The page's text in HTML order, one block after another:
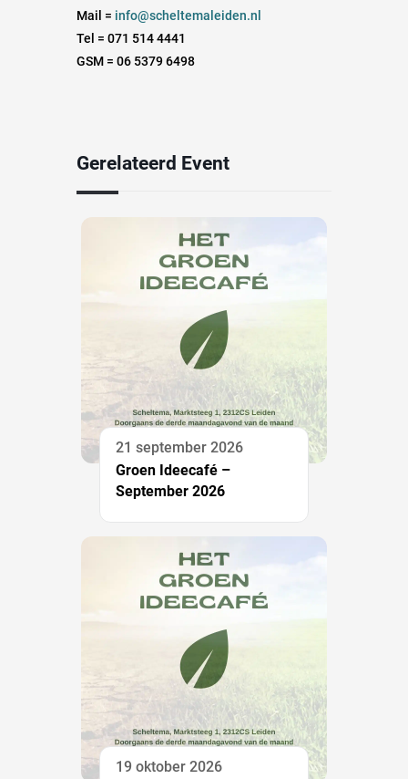
Mail = info@scheltemaleiden.nl
Tel = 071 514 4441
GSM = 06 5379 6498
Gerelateerd Event
21 september 2026
Groen Ideecafé –
September 2026
19 oktober 2026